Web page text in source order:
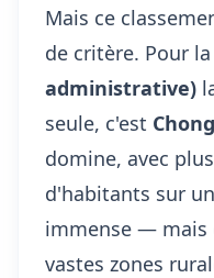
Mais ce
de critère. Pour la
administrative)
seule, c'est
domine, avec
d'habitants sur
immense — mais
vastes zones